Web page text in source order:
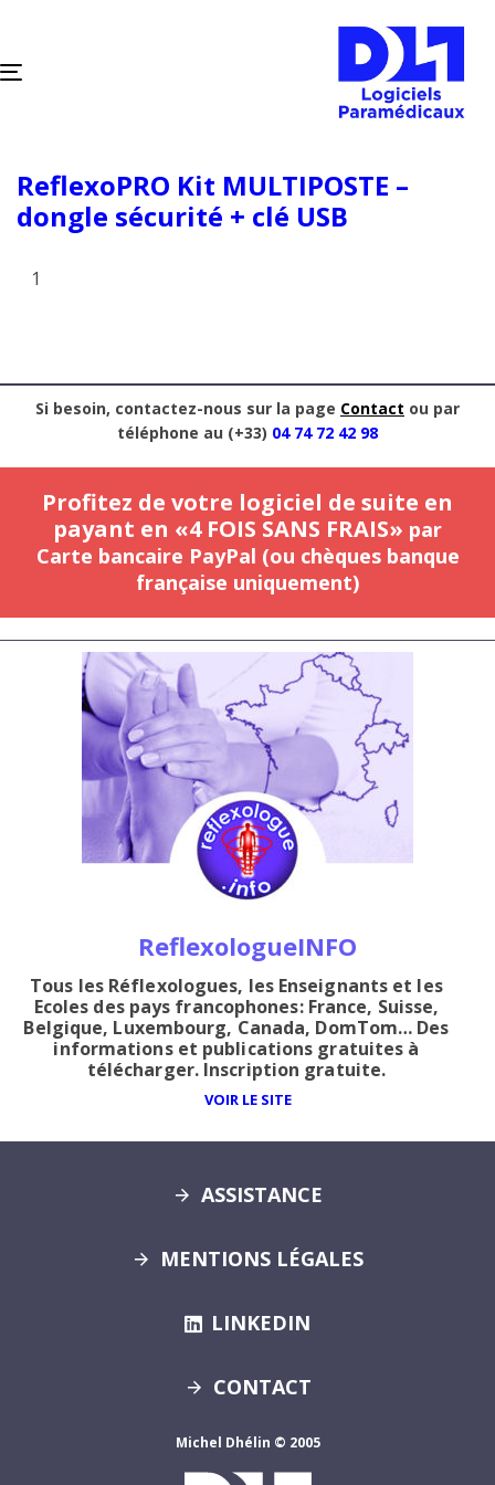
TOGGLE
ReflexoPRO Kit MULTIPOSTE –
dongle sécurité + clé USB
Si besoin, contactez-nous sur la page Contact ou par
téléphone au (+33) 04 74 72 42 98
Profitez de votre logiciel de suite en
payant en «4 FOIS SANS FRAIS» par
Carte bancaire PayPal (ou chèques banque
française uniquement)
ReflexologueINFO
Tous les Réflexologues, les Enseignants et les
Ecoles des pays francophones: France, Suisse,
Belgique, Luxembourg, Canada, DomTom… Des
informations et publications gratuites à
télécharger. Inscription gratuite.
VOIR LE SITE
ASSISTANCE
MENTIONS LÉGALES
LINKEDIN
CONTACT
Michel Dhélin © 2005